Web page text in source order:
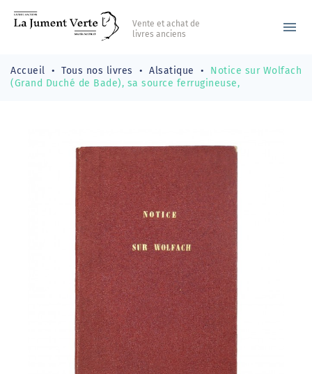
Vente et achat de
livres anciens
menu
Accueil Tous nos livres Alsatique
Notice sur Wolfach
(Grand Duché de Bade), sa source ferrugineuse,